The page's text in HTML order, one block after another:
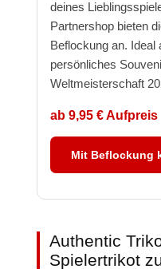
deines
Partnershop bieten
Beflockung an.
persönliches
Weltmeisterschaft
ab 9,95 € Aufpreis
Mit Beflockung
Authentic
Spielertrikot